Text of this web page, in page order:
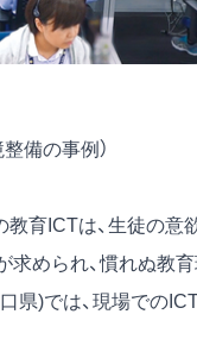
備の事例）
育ICTは、生徒の意
求められ、慣れぬ教
県)では、現場での